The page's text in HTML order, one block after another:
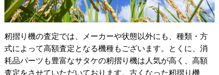
籾摺り機の査定では、メーカーや状態以外にも、種類・方
式によって高額査定となる機種もございます。とくに、消
耗品パーツも豊富なサタケの籾摺り機は人気が高く、高額
査定をさせていただいております。古くなった籾摺り機